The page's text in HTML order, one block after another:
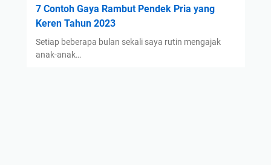
7 Contoh Gaya Rambut Pendek Pria yang
Keren Tahun 2023
Setiap beberapa bulan sekali saya rutin mengajak
anak-anak…